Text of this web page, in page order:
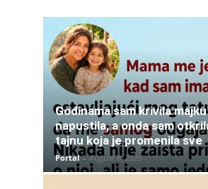
Godinama sam krivila
napustila, a onda sam
tajnu koja je promenila sve
Portal - August 8, 2026